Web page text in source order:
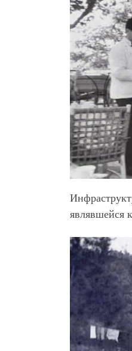
являвшейся